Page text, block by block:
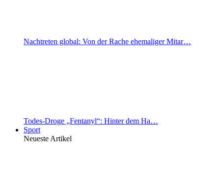
Nachtreten global: Von der Rache ehemaliger Mitar…
Todes-Droge „Fentanyl“: Hinter dem Ha…
Sport
Neueste Artikel